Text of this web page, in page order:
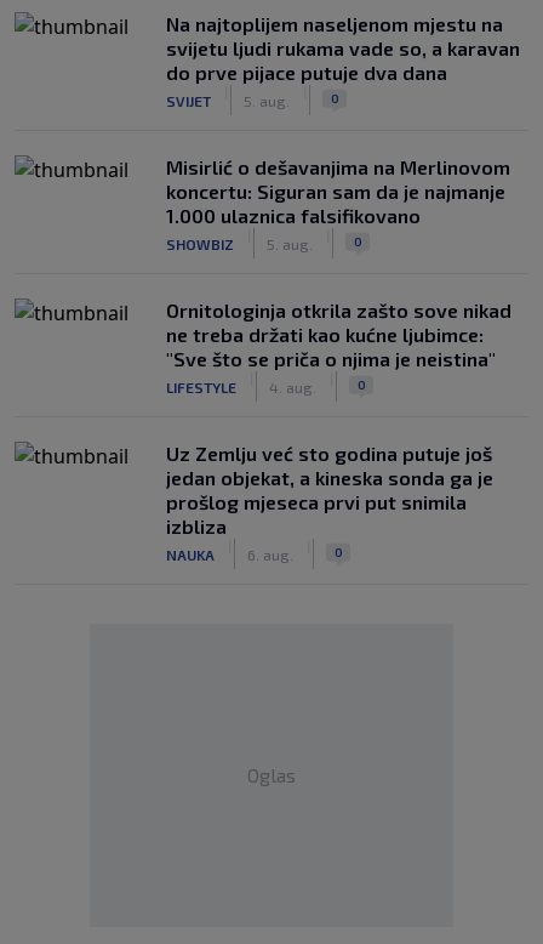
Na najtoplijem naseljenom mjestu na
svijetu ljudi rukama vade so, a karavan
do prve pijace putuje dva dana
SVIJET 5. aug. 0
Misirlić o dešavanjima na Merlinovom
koncertu: Siguran sam da je najmanje
1.000 ulaznica falsifikovano
SHOWBIZ 5. aug. 0
Ornitologinja otkrila zašto sove nikad
ne treba držati kao kućne ljubimce:
"Sve što se priča o njima je neistina"
LIFESTYLE 4. aug. 0
Uz Zemlju već sto godina putuje još
jedan objekat, a kineska sonda ga je
prošlog mjeseca prvi put snimila
izbliza
NAUKA 6. aug. 0
Oglas